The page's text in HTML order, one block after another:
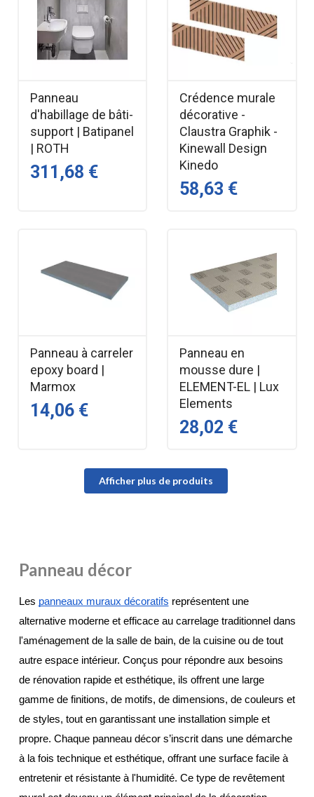
Panneau
d'habillage de bâti-
support | Batipanel
| ROTH
311,68 €
Crédence murale
décorative -
Claustra Graphik -
Kinewall Design
Kinedo
58,63 €
Panneau à carreler
epoxy board |
Marmox
14,06 €
Panneau en
mousse dure |
ELEMENT-EL | Lux
Elements
28,02 €
Afficher plus de produits
Panneau décor
Les panneaux muraux décoratifs représentent une
alternative moderne et efficace au carrelage traditionnel dans
l'aménagement de la salle de bain, de la cuisine ou de tout
autre espace intérieur. Conçus pour répondre aux besoins
de rénovation rapide et esthétique, ils offrent une large
gamme de finitions, de motifs, de dimensions, de couleurs et
de styles, tout en garantissant une installation simple et
propre. Chaque panneau décor s’inscrit dans une démarche
à la fois technique et esthétique, offrant une surface facile à
entretenir et résistante à l'humidité. Ce type de revêtement